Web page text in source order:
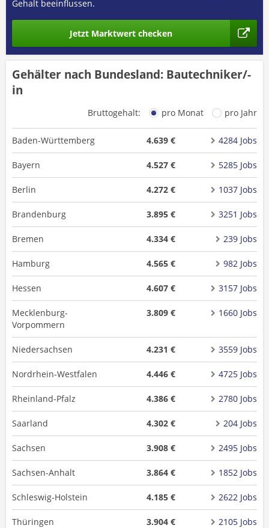
Gehalt beeinflussen.
Jetzt Marktwert checken
Gehälter nach Bundesland: Bautechniker/-
in
Bruttogehalt: pro Monat pro Jahr
Baden-Württemberg 4.639 € 4284 Jobs
Bayern 4.527 € 5285 Jobs
Berlin 4.272 € 1037 Jobs
Brandenburg 3.895 € 3251 Jobs
Bremen 4.334 € 239 Jobs
Hamburg 4.565 € 982 Jobs
Hessen 4.607 € 3157 Jobs
Mecklenburg-
Vorpommern
3.809 € 1660 Jobs
Niedersachsen 4.231 € 3559 Jobs
Nordrhein-Westfalen 4.446 € 4725 Jobs
Rheinland-Pfalz 4.386 € 2780 Jobs
Saarland 4.302 € 204 Jobs
Sachsen 3.908 € 2495 Jobs
Sachsen-Anhalt 3.864 € 1852 Jobs
Schleswig-Holstein 4.185 € 2622 Jobs
Thüringen 3.904 € 2105 Jobs